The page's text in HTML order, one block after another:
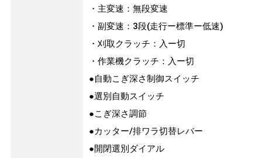
・主変速：無段変速
・副変速：3段(走行ー標準ー低速)
・刈取クラッチ：入ー切
・作業機クラッチ：入ー切
●自動こぎ深さ制御スイッチ
●選別自動スイッチ
●こぎ深さ調節
●カッター/排ワラ切替レバー
●開閉選別ダイアル